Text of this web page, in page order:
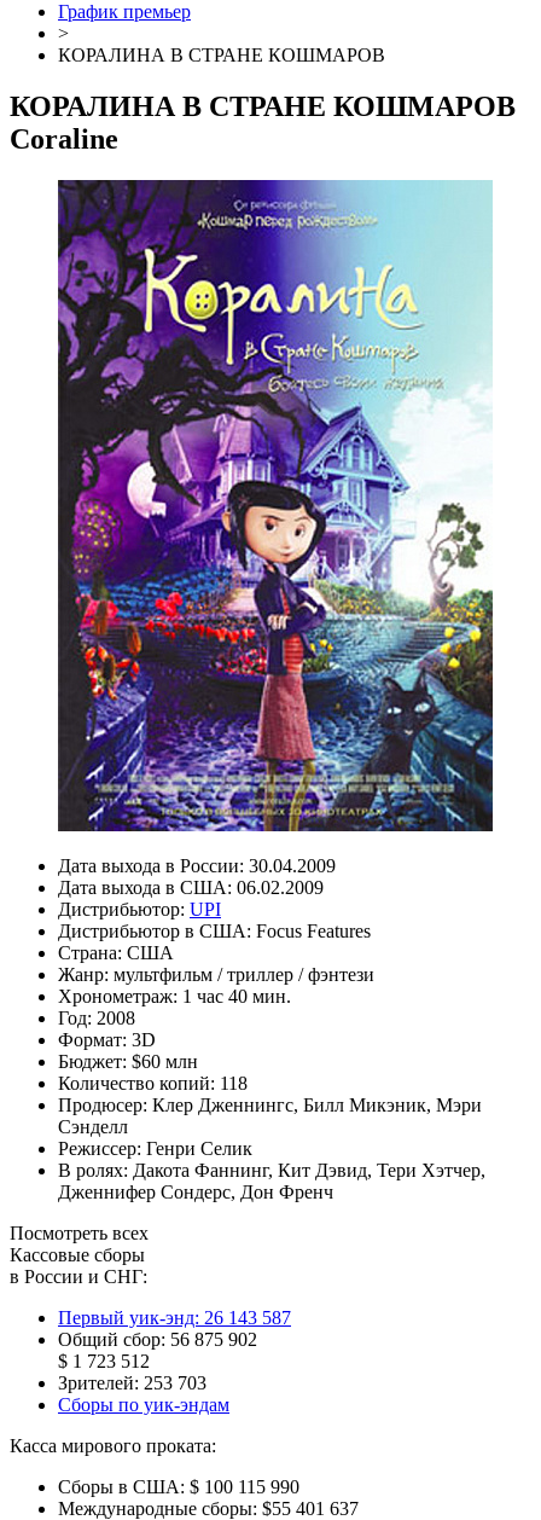
График премьер
>
КОРАЛИНА В СТРАНЕ КОШМАРОВ
КОРАЛИНА В СТРАНЕ КОШМАРОВ
Coraline
Дата выхода в России: 30.04.2009
Дата выхода в США: 06.02.2009
Дистрибьютор: UPI
Дистрибьютор в США: Focus Features
Страна: США
Жанр: мультфильм /триллер /фэнтези
Хронометраж: 1 час 40 мин.
Год: 2008
Формат: 3D
Бюджет: $60 млн
Количество копий: 118
Продюсер: Клер Дженнингс, Билл Микэник, Мэри
Сэнделл
Режиссер: Генри Селик
В ролях: Дакота Фаннинг, Кит Дэвид, Тери Хэтчер,
Дженнифер Сондерс, Дон Френч
Посмотреть всех
Кассовые сборы
в России и СНГ:
Первый уик-энд: 26 143 587
Общий сбор: 56 875 902
$ 1 723 512
Зрителей: 253 703
Сборы по уик-эндам
Касса мирового проката:
Сборы в США: $ 100 115 990
Международные сборы: $55 401 637